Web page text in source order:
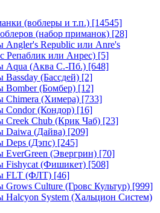
(воблеры и т.п.) [14545]
(набор приманок) [28]
Angler's Republic или Anre's
Репаблик или Анрес) [5]
Aqua (Аква С.-Пб.) [648]
Bassday (Бассдей) [2]
Bomber (Бомбер) [12]
Chimera (Химера) [733]
Condor (Кондор) [16]
Creek Chub (Крик Чаб) [23]
Daiwa (Дайва) [209]
Deps (Дэпс) [245]
EverGreen (Эвергрин) [70]
Fishycat (Фишикет) [508]
FLT (ФЛТ) [46]
Grows Culture (Гровс Культур) [999]
Halcyon System (Хальцион Систем)